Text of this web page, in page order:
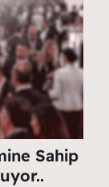
Sahip